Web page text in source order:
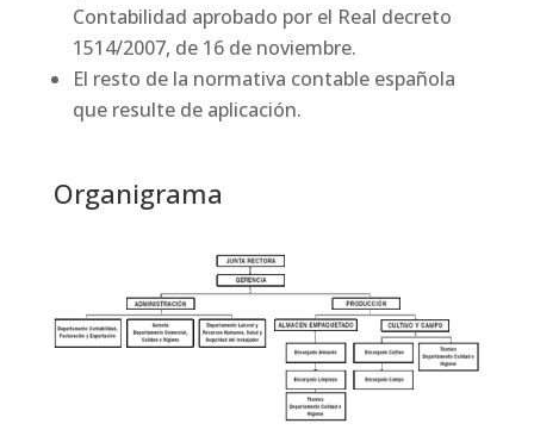
Contabilidad aprobado por el Real decreto
1514/2007, de 16 de noviembre.
El resto de la normativa contable española
que resulte de aplicación.
Organigrama